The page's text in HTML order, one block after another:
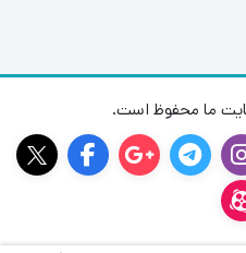
ما محفوظ است.